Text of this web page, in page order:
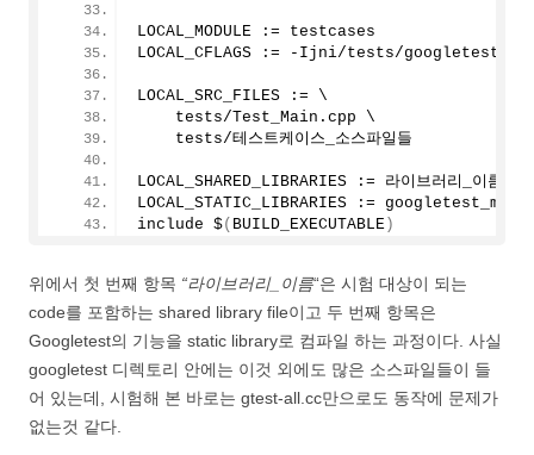
LOCAL_MODULE := testcases
LOCAL_CFLAGS := -Ijni/tests/googletest/
LOCAL_SRC_FILES := \
    tests/Test_Main.cpp \
    tests/테스트케이스_소스파일들
LOCAL_SHARED_LIBRARIES := 라이브러리_이름
LOCAL_STATIC_LIBRARIES := googletest_main
include $( BUILD_EXECUTABLE )
위에서 첫 번째 항목 “라이브러리_이름“은 시험 대상이 되는
code를 포함하는 shared library file이고 두 번째 항목은
Googletest의 기능을 static library로 컴파일 하는 과정이다. 사실
googletest 디렉토리 안에는 이것 외에도 많은 소스파일들이 들
어 있는데, 시험해 본 바로는 gtest-all.cc만으로도 동작에 문제가
없는것 같다.